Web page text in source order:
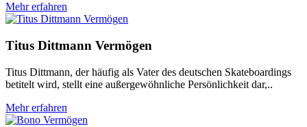
Mehr erfahren
Titus Dittmann Vermögen
Titus Dittmann, der häufig als Vater des deutschen Skateboardings
betitelt wird, stellt eine außergewöhnliche Persönlichkeit dar,..
Mehr erfahren